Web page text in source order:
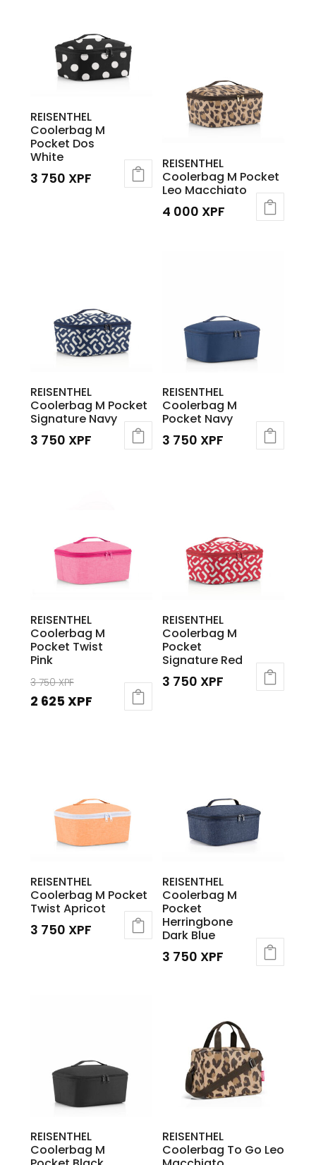
REISENTHEL
Coolerbag M
Pocket Dos
White
3 750 XPF
REISENTHEL
Coolerbag M Pocket
Leo Macchiato
4 000 XPF
REISENTHEL
Coolerbag M Pocket
Signature Navy
3 750 XPF
REISENTHEL
Coolerbag M
Pocket Navy
3 750 XPF
REISENTHEL
Coolerbag M
Pocket Twist
Pink
3 750XPF
prix
2 625XPFLe
REISENTHEL
Coolerbag M
Pocket
Signature Red
3 750 XPF
REISENTHEL
Coolerbag M Pocket
Twist Apricot
3 750 XPF
REISENTHEL
Coolerbag M
Pocket
Herringbone
Dark Blue
3 750 XPF
REISENTHEL
Coolerbag M
REISENTHEL
Coolerbag To Go Leo